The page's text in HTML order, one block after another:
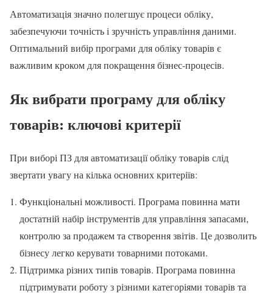
Автоматизація значно полегшує процеси обліку,
забезпечуючи точність і зручність управління даними.
Оптимальний вибір програми для обліку товарів є
важливим кроком для покращення бізнес-процесів.
Як вибрати програму для обліку
товарів: ключові критерії
При виборі ПЗ для автоматизації обліку товарів слід
звертати увагу на кілька основних критеріїв:
Функціональні можливості. Програма повинна мати
достатній набір інструментів для управління запасами,
контролю за продажем та створення звітів. Це дозволить
бізнесу легко керувати товарними потоками.
Підтримка різних типів товарів. Програма повинна
підтримувати роботу з різними категоріями товарів та